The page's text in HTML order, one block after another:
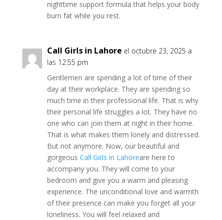
nighttime support formula that helps your body
burn fat while you rest.
Call Girls in Lahore el octubre 23, 2025 a
las 12:55 pm
Gentlemen are spending a lot of time of their
day at their workplace. They are spending so
much time in their professional life. That is why
their personal life struggles a lot. They have no
one who can join them at night in their home.
That is what makes them lonely and distressed.
But not anymore. Now, our beautiful and
gorgeous Call Girls in Lahoreare here to
accompany you. They will come to your
bedroom and give you a warm and pleasing
experience. The unconditional love and warmth
of their presence can make you forget all your
loneliness. You will feel relaxed and